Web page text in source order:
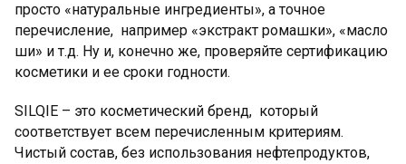
просто «натуральные ингредиенты», а точное
перечисление, например «экстракт ромашки», «масло
ши» и т.д. Ну и, конечно же, проверяйте сертификацию
косметики и ее сроки годности.
SILQIE – это косметический бренд, который
соответствует всем перечисленным критериям.
Чистый состав, без использования нефтепродуктов,